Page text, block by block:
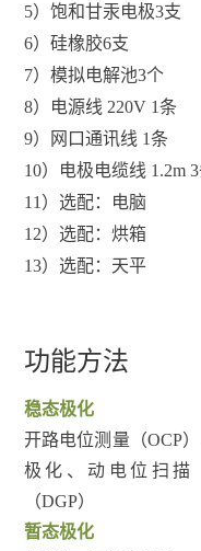
5） 饱和甘汞电极3支
6） 硅橡胶6支
7） 模拟电解池3个
8）
电源线 220V 1条
9）
网口通讯线 1条
10）
电极电缆线 1.2m
11 ） 选配：电脑
12） 选配：烘箱
13） 选配：天平
功能方法
稳态极化
开路电位测量（OCP
极化、动电位扫描
（DGP）
暂态极化